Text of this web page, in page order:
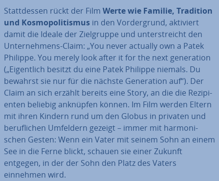
Statt­des­sen rückt der Film Werte wie Familie, Tradition
und Kos­mo­po­li­tis­mus in den Vor­der­grund, aktiviert
damit die Ideale der Ziel­grup­pe und un­ter­streicht den
Un­ter­neh­mens-Claim: „You never actually own a Patek
Philippe. You merely look after it for the next ge­ne­ra­ti­on
(„Ei­gent­lich besitzt du eine Patek Philippe niemals. Du
bewahrst sie nur für die nächste Ge­ne­ra­ti­on auf“). Der
Claim an sich erzählt bereits eine Story, an die die Re­zi­pi­
en­ten beliebig anknüpfen können. Im Film werden Eltern
mit ihren Kindern rund um den Globus in privaten und
be­ruf­li­chen Umfeldern gezeigt – immer mit har­mo­ni­
schen Gesten: Wenn ein Vater mit seinem Sohn an einem
See in die Ferne blickt, schauen sie einer Zukunft
entgegen, in der der Sohn den Platz des Vaters
einnehmen wird.